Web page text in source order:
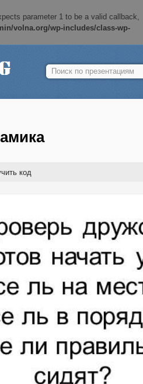
parameter 1 to be a valid callback,
volna.org/wp-includes/class-wp-
Найти:
код